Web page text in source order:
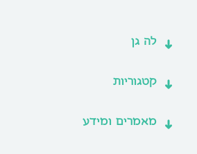
לה גן
קטגוריות
מאמרים ומידע